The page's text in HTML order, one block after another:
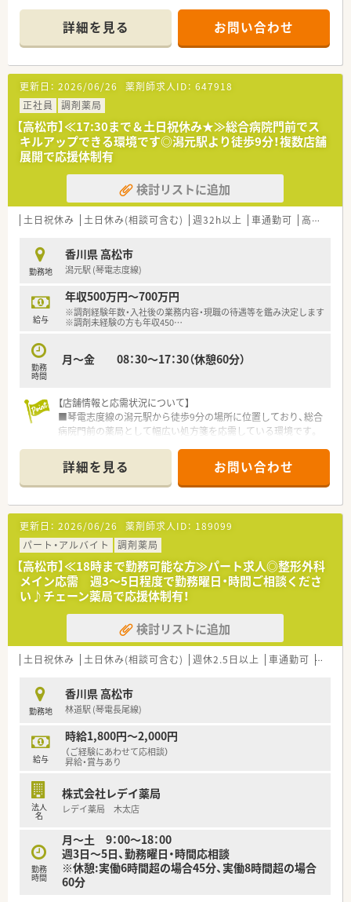
ており、幅広い疾患に触れることで薬剤師の専門知識を深められ
ます。
■現在は常勤薬剤師4名と事務スタッフ2名が在籍しており、ゆ
とりを持った人員配置により一人ひとりが丁寧に患者様へ対応
できます。
【勤務実態について】
■開局時間は平日8時30分から17時30分までとなっており、土日
祝日が固定でお休みのため、週末の予定も立てやすい職場です。
■残業時間は全社平均で月7.5時間と少なく、さらに残業代は1分
単位で計算して支給されるため、サービス残業の心配もありませ
ん。
■年間休日は114日確保されており、有給休暇の取得率も70％を
超えているため、プライベートを大切にしながら長く働けます。
■坂出市立病院などの総合病院から発行される多種多様な処方
箋の調剤、監査、服薬指導を通じて薬剤師としての職能を発揮し
ます。
■調剤業務のほかにドラッグストア併設店としての知見を活か
したOTC販売や、漢方製剤の取り扱いなど幅広い業務に携わりま
す。
■かかりつけ薬剤師業務にも注力しており、患者様一人ひとりと
す。
■入社後は現場でのOJT研修を通じて業務を学び、その後は社内
の階層別研修や実技研修を通じて着実にスキルアップが図れま
す。
専門性を高めてS1からS3へとステップアップを目指せる環境で
す。
■マネジメントに興味がある方は、管理薬剤師やリーダー、さら
ます。
詳細を見る お問い合わせ
更新日： 2026/06/26 薬剤師求人ID： 647918
正社員
調剤薬局
【高松市】≪17:30まで＆土日祝休み★≫総合病院門前でス
キルアップできる環境です◎潟元駅より徒歩9分！複数店舗
展開で応援体制有
検討リストに追加
土日祝休み 土日休み(相談可含む) 週32h以上 車通勤可 高給与(600万円以上)
勤務地
香川県 高松市
潟元駅 (琴電志度線)
給与
年収500万円～700万円
※調剤経験年数・入社後の業務内容・現職の待遇等を鑑み決定します
※調剤未経験の方も年収450…
勤務
時間
月～金 08：30～17：30（休憩60分）
【店舗情報と応需状況について】
■琴電志度線の潟元駅から徒歩9分の場所に位置しており、総合
病院門前の薬局として幅広い処方箋を応需している環境です。
科目や透析など多岐にわたる科目の経験を積むことが可能で
す。
■薬剤師は常時3名から4名体制で運営されており、ゆとりを持
って業務に取り組めるだけでなく、急な相談もしやすい体制で
す。
【想定される業務内容】
■総合病院からの処方箋に基づいた調剤業務全般を担当し、多種
多様な薬剤に触れることで専門知識を深めることができます。
■監査システムを活用した正確な調剤確認を行い、安全性を最優
先に考えた質の高い服薬指導を患者さまに提供いただきます。
■店舗スタッフとLINE WORKSで密に連携を取りながら、円滑
な店舗運営とチーム医療の一翼を担う重要な役割を果たしま
す。
■離職率が1％と非常に低く平均勤続年数は15年に達しており、
薬剤師の9割が女性で非常にアットホームな雰囲気の職場です。
■代表者は40代後半と若く気さくなお人柄で、現場の意見を大
切にしながら風通しの良い組織作りを常に心掛けておられま
す。
■幅広い世代の薬剤師や事務スタッフが勤務しており、お互いに
助け合う文化が根付いているため馴染みやすい環境が自慢で
【法人特徴について】
幸せを結びつける「紡ぎ」を使命として地域医療に貢献していま
す。
■どの店舗もバリアフリーに対応した広めの設計となっており、
患者さまもスタッフも快適に過ごせる空間デザインが特徴で
詳細を見る お問い合わせ
更新日： 2026/06/26 薬剤師求人ID： 189099
パート・アルバイト
調剤薬局
【高松市】≪18時まで勤務可能な方≫パート求人◎整形外科
メイン応需 週3～5日程度で勤務曜日・時間ご相談くださ
い♪チェーン薬局で応援体制有！
検討リストに追加
土日祝休み 土日休み(相談可含む) 週休2.5日以上 車通勤可 教育
勤務地
香川県 高松市
林道駅 (琴電長尾線)
給与
時給1,800円～2,000円
（ご経験にあわせて応相談）
昇給・賞与あり
法人
名
株式会社レデイ薬局
レデイ薬局 木太店
勤務
時間
月～土 9：00～18：00
週3日～5日、勤務曜日・時間応相談
※休憩:実働6時間超の場合45分、実働8時間超の場合
60分